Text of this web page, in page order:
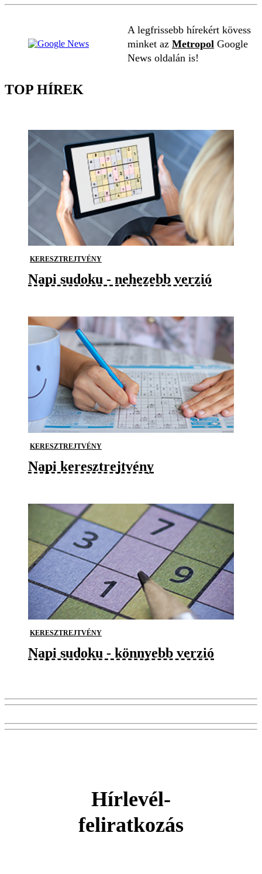
A legfrissebb hírekért kövess
minket az Metropol Google
News oldalán is!
TOP HÍREK
KERESZTREJTVÉNY
Napi sudoku - nehezebb verzió
KERESZTREJTVÉNY
Napi keresztrejtvény
KERESZTREJTVÉNY
Napi sudoku - könnyebb verzió
Hírlevél-
feliratkozás